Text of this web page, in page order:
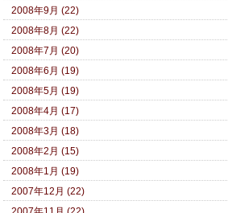
2008年9月 (22)
2008年8月 (22)
2008年7月 (20)
2008年6月 (19)
2008年5月 (19)
2008年4月 (17)
2008年3月 (18)
2008年2月 (15)
2008年1月 (19)
2007年12月 (22)